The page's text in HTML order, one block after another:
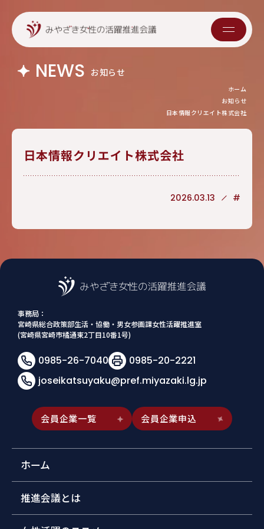
NEWS お知らせ
ホーム
お知らせ
日本情報クリエイト株式会社
日本情報クリエイト株式会社
2026.03.13 #
事務局：
宮崎県総合政策部生活・協働・男女参画課女性活躍推進室
(宮崎県宮崎市橘通東2丁目10番1号)
0985-26-7040
0985-20-2221
joseikatsuyaku@pref.miyazaki.lg.jp
会員企業一覧 会員企業申込
ホーム
推進会議とは